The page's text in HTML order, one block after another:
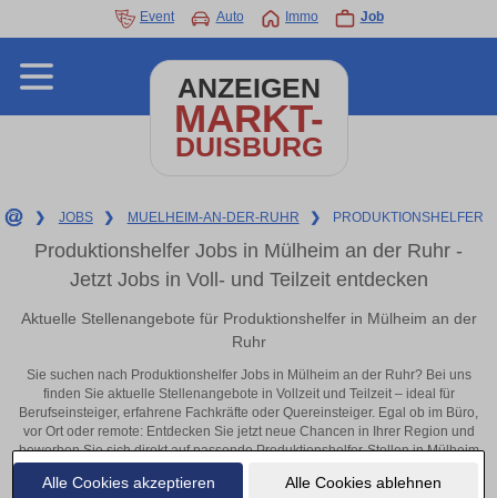
Alle Cookies akzeptieren Alle Cookies ablehnen
Event Auto Immo Job
ANZEIGEN
MARKT-
DUISBURG
❯ JOBS ❯ MUELHEIM-AN-DER-RUHR ❯ PRODUKTIONSHELFER
Produktionshelfer Jobs in Mülheim an der Ruhr -
Jetzt Jobs in Voll- und Teilzeit entdecken
Aktuelle Stellenangebote für Produktionshelfer in Mülheim an der
Ruhr
Sie suchen nach Produktionshelfer Jobs in Mülheim an der Ruhr? Bei uns
finden Sie aktuelle Stellenangebote in Vollzeit und Teilzeit – ideal für
Berufseinsteiger, erfahrene Fachkräfte oder Quereinsteiger. Egal ob im Büro,
vor Ort oder remote: Entdecken Sie jetzt neue Chancen in Ihrer Region und
bewerben Sie sich direkt auf passende Produktionshelfer-Stellen in Mülheim
an der Ruhr!